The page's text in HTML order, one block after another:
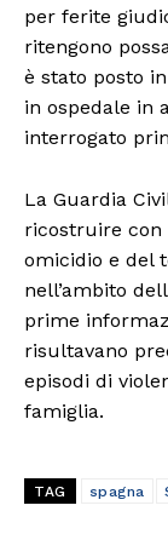
per ferite
ritengono
è stato posto
in ospedale in
interrogato
La Guardia
ricostruire con
omicidio e del
nell’ambito
prime
risultavano
episodi di
famiglia.
TAG spagna